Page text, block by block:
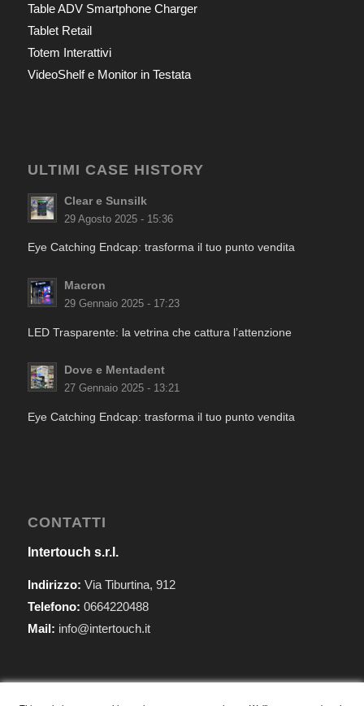
Table ADV Smartphone Charger
Tablet Retail
Totem Interattivi
VideoShelf e Monitor in Testata
ULTIMI CASE HISTORY
Clear e Sunsilk
29 Agosto 2025 - 15:36
Eye Catching Endcap: trasforma il tuo punto vendita
Macron
29 Gennaio 2025 - 17:23
LED Trasparente: la vetrina che cattura l’attenzione
Dove e Mentadent
27 Gennaio 2025 - 13:21
Eye Catching Endcap: trasforma il tuo punto vendita
CONTATTI
Intertouch s.r.l.
Indirizzo: Via Tiburtina, 912
Telefono: 0664220488
Mail: info@intertouch.it